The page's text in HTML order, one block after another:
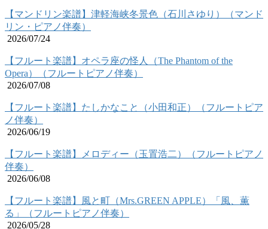
【マンドリン楽譜】津軽海峡冬景色（石川さゆり）（マンド
リン・ピアノ伴奏）
2026/07/24
【フルート楽譜】オペラ座の怪人（The Phantom of the
Opera）（フルートピアノ伴奏）
2026/07/08
【フルート楽譜】たしかなこと（小田和正）（フルートピア
ノ伴奏）
2026/06/19
【フルート楽譜】メロディー（玉置浩二）（フルートピアノ
伴奏）
2026/06/08
【フルート楽譜】風と町（Mrs.GREEN APPLE）「風、薫
る」（フルートピアノ伴奏）
2026/05/28